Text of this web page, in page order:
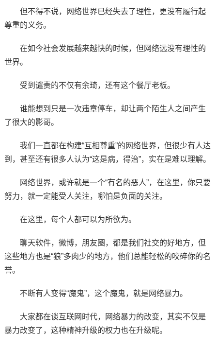
但不得不说，网络世界已经失去了理性，更没有履行起
尊重的义务。
在如今社会发展越来越快的时候，但网络远没有理性的
世界。
受到谴责的不仅有余琦，还有这个餐厅老板。
谁能想到只是一次违章停车，却让两个陌生人之间产生
了很大的影哥。
我们一直都在构建“互相尊重”的网络世界，但很少有人达
到，甚至还有很多人认为“这是病，得治”，实在是难以理解。
网络世界，或许就是一个“有名的恶人”，在这里，你只要
努力，就一定能受人关注，哪怕是负面的关注。
在这里，每个人都可以为所欲为。
聊天软件，微博，朋友圈，都是我们社交的好地方，但
这些地方也是“狼”多肉少的地方，他们总能轻松的咬碎你的名
誉。
不断有人变得“魔鬼”，这个魔鬼，就是网络暴力。
大家都在谈互联网时代，网络暴力的改变，其实不仅是
暴力改变了，这种精神升级的权力也在升级呢。